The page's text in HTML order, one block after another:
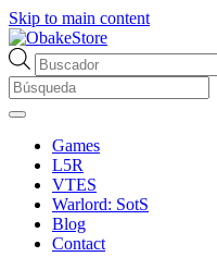
Skip to main content
Búsqueda
de
productos
Games
L5R
VTES
Warlord: SotS
Blog
Contact